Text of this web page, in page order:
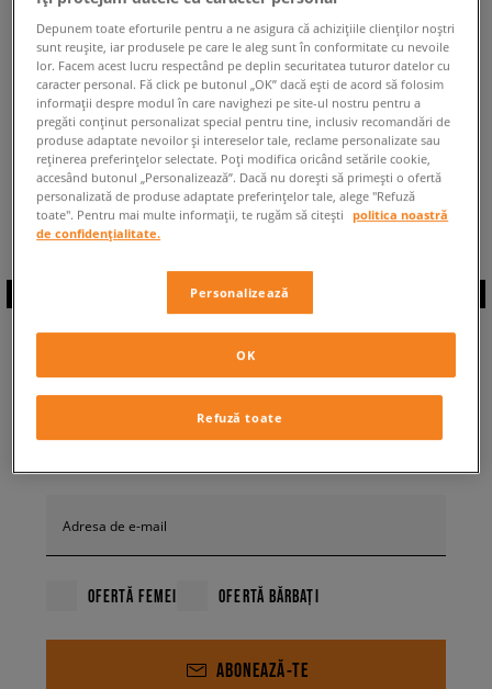
ÎNAPOI LA MAGAZIN
◾️ Sunt0produse din categoriaBărbați
adidas ZX 420◾️
ABONEAZĂ-TE LA
NEWSLETTER
Adresa de e-mail
OFERTĂ FEMEI OFERTĂ BĂRBAȚI
ABONEAZĂ-TE
Depunem toate eforturile pentru a ne asigura că achizițiile clienților noștri
sunt reușite, iar produsele pe care le aleg sunt în conformitate cu nevoile
lor. Facem acest lucru respectând pe deplin securitatea tuturor datelor cu
caracter personal. Fă click pe butonul „OK” dacă ești de acord să folosim
informații despre modul în care navighezi pe site-ul nostru pentru a
pregăti conținut personalizat special pentru tine, inclusiv recomandări de
produse adaptate nevoilor și intereselor tale, reclame personalizate sau
reținerea preferințelor selectate. Poți modifica oricând setările cookie,
accesând butonul „Personalizează”. Dacă nu dorești să primești o ofertă
personalizată de produse adaptate preferințelor tale, alege "Refuză
toate". Pentru mai multe informații, te rugăm să citești
politica noastră
de confidențialitate.
Personalizează
Refuză toate
OK